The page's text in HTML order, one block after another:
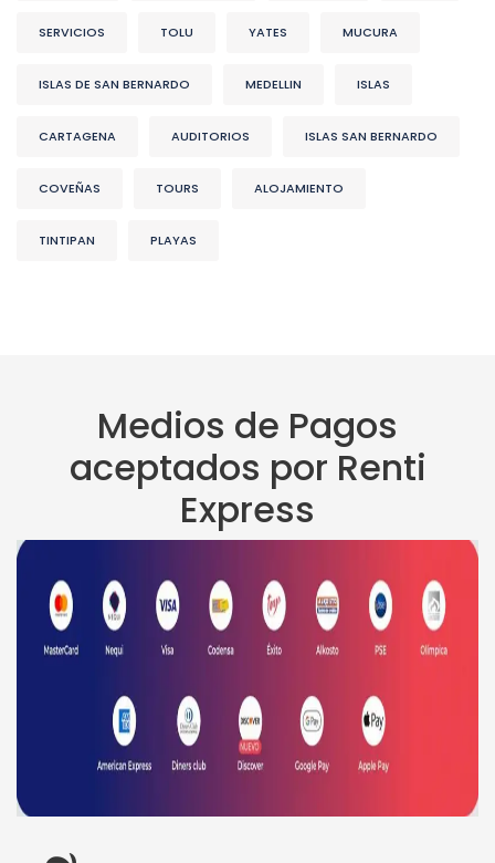
SERVICIOS TOLU YATES MUCURA
ISLAS DE SAN BERNARDO MEDELLIN ISLAS
CARTAGENA AUDITORIOS ISLAS SAN BERNARDO
COVEÑAS TOURS ALOJAMIENTO
TINTIPAN PLAYAS
Medios de Pagos
aceptados por Renti
Express